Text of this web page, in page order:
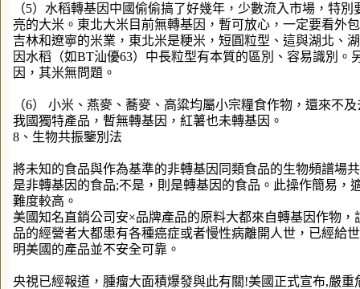
（5）水稻轉基因中國偷偷搞了好幾年，少數流入市場，特別
亮的大米。東北大米目前無轉基因，暫可放心，一定要看外
吉林和遼寧的米業，東北米是粳米，短圓粒型、這與湖北、
因水稻（如BT汕優63）中長粒型有本質的區別、容易識別。
因，其米無問題。
（6） 小米、燕麥、蕎麥、高粱均屬小宗糧食作物，還來不
我國獨特產品，暫無轉基因，紅薯也未轉基因。
8、生物共振鑒別法
將未知的食品與作為基準的非轉基因同類食品的生物頻譜場
是非轉基因的食品;不是，則是轉基因的食品。此操作簡易，
難度較高。
美國知名直銷公司安×品牌產品的原料大都來自轉基因作物，
品的經營者大都患有各種癌症或者慢性病離開人世，已經給
明美國的產品並不安全可靠。
央視已經報道，腫瘤大面積爆發與此有關!美國正式宣布,嚴重